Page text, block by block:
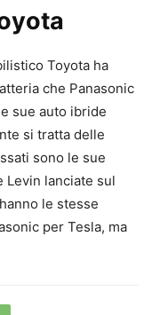
Toyota ha
che Panasonic
sue auto ibride
si tratta delle
sono le sue
lanciate sul
le stesse
per Tesla, ma